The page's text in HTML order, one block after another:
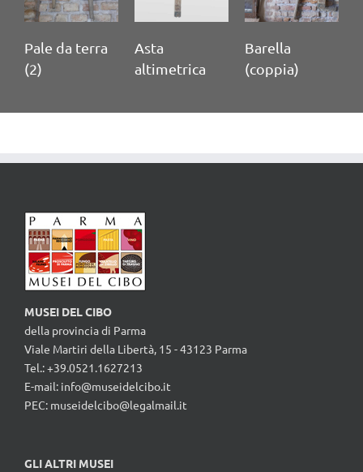
Pale da terra
(2)
Asta
altimetrica
Barella
(coppia)
MUSEI DEL CIBO
della provincia di Parma
Viale Martiri della Libertà, 15 - 43123 Parma
Tel.: +39.0521.1627213
E-mail: info@museidelcibo.it
PEC: museidelcibo@legalmail.it
GLI ALTRI MUSEI